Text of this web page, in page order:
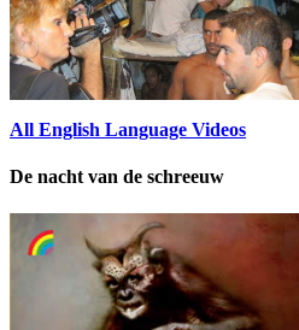
All English Language Videos
De nacht van de schreeuw